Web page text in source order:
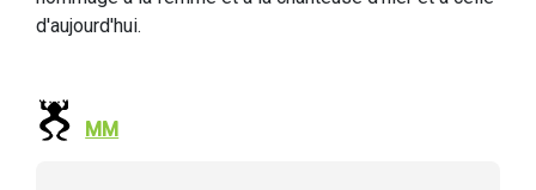
d'aujourd'hui.
MM